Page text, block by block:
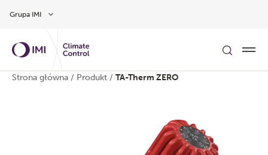
Grupa IMI
Strona główna / Produkt / TA-Therm ZERO